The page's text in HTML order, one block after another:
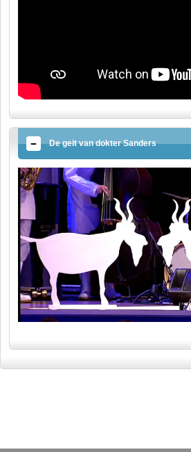
De geit van dokter Sanders